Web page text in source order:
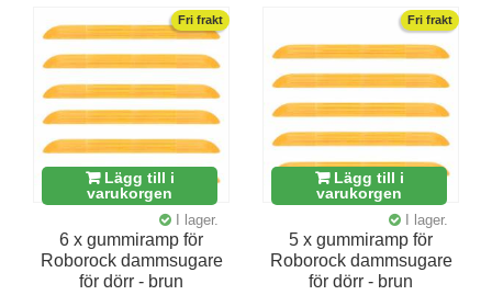
Fri frakt
Lägg till i
varukorgen
I lager.
6 x gummiramp för
Roborock dammsugare
för dörr - brun
Fri frakt
Lägg till i
varukorgen
I lager.
5 x gummiramp för
Roborock dammsugare
för dörr - brun